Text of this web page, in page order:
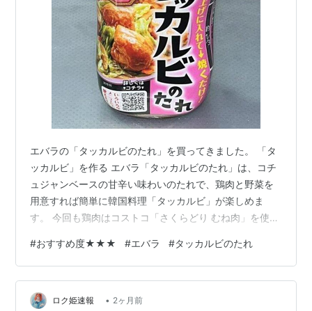
エバラの「タッカルビのたれ」を買ってきました。 「タ
ッカルビ」を作る エバラ「タッカルビのたれ」は、コチ
ュジャンベースの甘辛い味わいのたれで、鶏肉と野菜を
用意すれば簡単に韓国料理「タッカルビ」が楽しめま
す。 今回も鶏肉はコストコ「さくらどり むね肉」を使い
肉はひとくち大にそぎ切りし、キャベツはざく切り、玉
ねぎはくし切り、人参は銀杏切りにします。 油を引いた
フライパンで鶏肉、野菜の順に炒め、最後に「タッカル
ビのたれ」を加えて絡め焼きすれば完成です。 「タッカ
#おすすめ度★★★ #エバラ #タッカルビのたれ
ロク姫速報 • 2ヶ月前